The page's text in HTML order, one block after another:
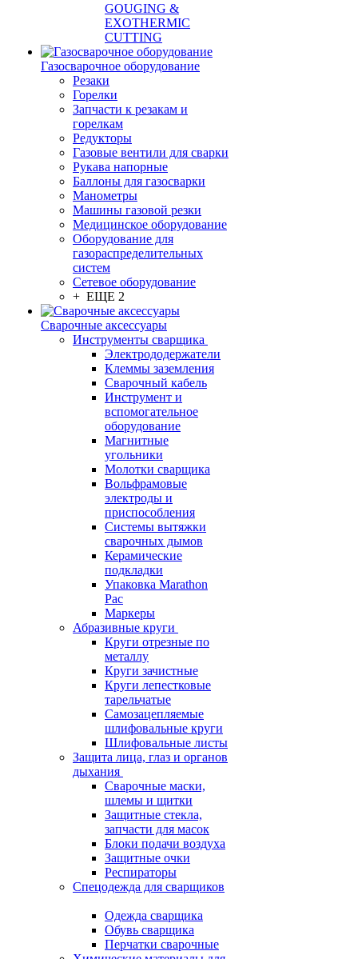
GOUGING &
EXOTHERMIC
CUTTING
Газосварочное оборудование
Резаки
Горелки
Запчасти к резакам и
горелкам
Редукторы
Газовые вентили для сварки
Рукава напорные
Баллоны для газосварки
Манометры
Машины газовой резки
Медицинское оборудование
Оборудование для
газораспределительных
систем
Сетевое оборудование
+ ЕЩЕ 2
Сварочные аксессуары
Инструменты сварщика
Электрододержатели
Клеммы заземления
Сварочный кабель
Инструмент и
вспомогательное
оборудование
Магнитные
угольники
Молотки сварщика
Вольфрамовые
электроды и
приспособления
Системы вытяжки
сварочных дымов
Керамические
подкладки
Упаковка Marathon
Pac
Маркеры
Абразивные круги
Круги отрезные по
металлу
Круги зачистные
Круги лепестковые
тарельчатые
Самозацепляемые
шлифовальные круги
Шлифовальные листы
Защита лица, глаз и органов
дыхания
Сварочные маски,
шлемы и щитки
Защитные стекла,
запчасти для масок
Блоки подачи воздуха
Защитные очки
Респираторы
Спецодежда для сварщиков
Одежда сварщика
Обувь сварщика
Перчатки сварочные